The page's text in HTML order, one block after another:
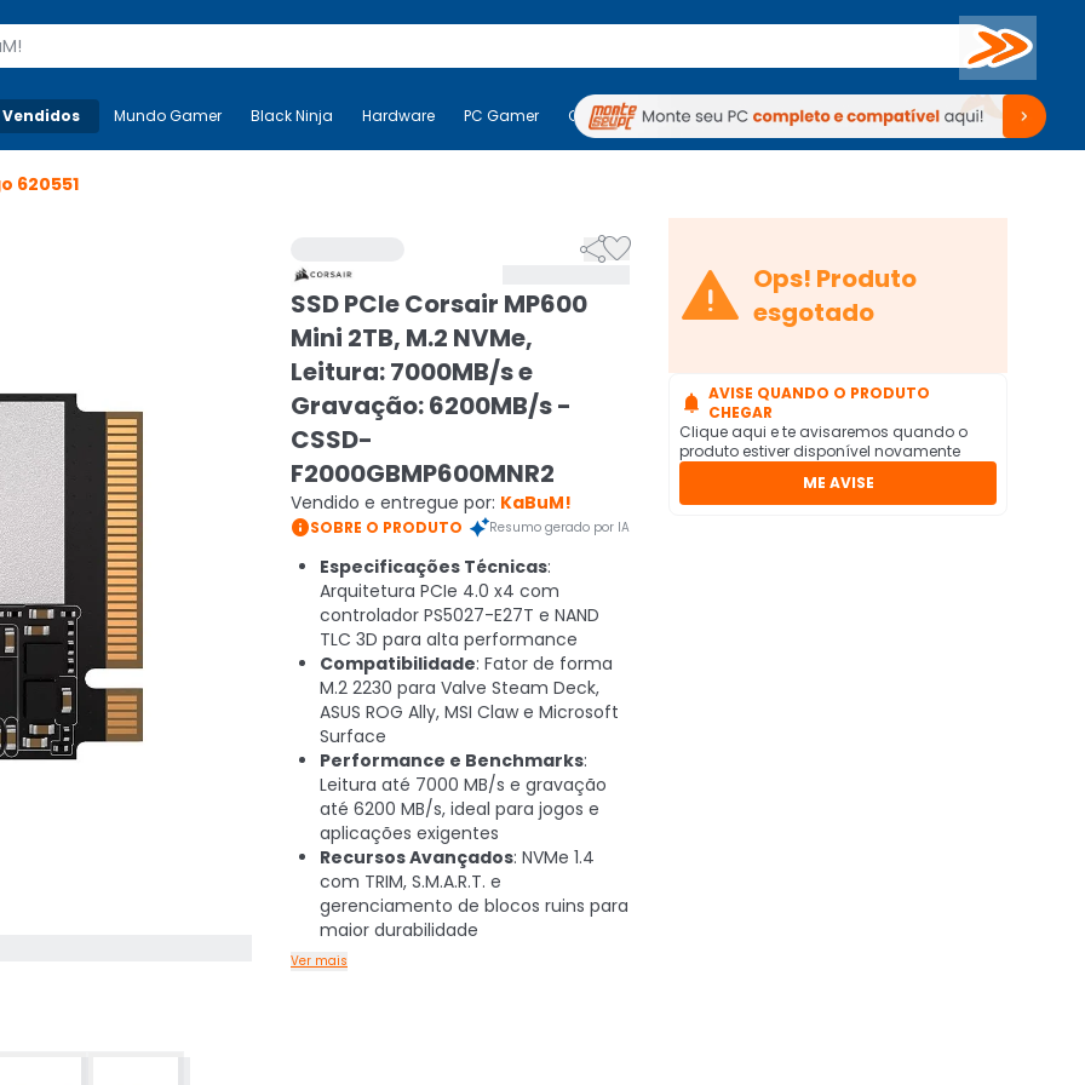
Buscar
Mais-v- Mundo Gamer Black Ninja Hardware PC Gamer Computadores Periféricos TV Venda no KaBuM!
Mundo Gamer Black Ninja Hardware PC Gamer Computadores Periféricos TV Venda no KaBuM!
620551

SSD PCIe Corsair MP600
Mini 2TB, M.2 NVMe,
Leitura: 7000MB/s e
Gravação: 6200MB/s -
CSSD-
F2000GBMP600MNR2
Vendido e entregue por: KaBuM!
SOBRE O PRODUTO Resumo gerado por IA
Especificações Técnicas:
Arquitetura PCIe 4.0 x4 com
controlador PS5027-E27T e NAND
TLC 3D para alta performance
Compatibilidade: Fator de forma
M.2 2230 para Valve Steam Deck,
ASUS ROG Ally, MSI Claw e Microsoft
Surface
Performance e Benchmarks:
Leitura até 7000 MB/s e gravação
até 6200 MB/s, ideal para jogos e
aplicações exigentes
Recursos Avançados: NVMe 1.4
com TRIM, S.M.A.R.T. e
gerenciamento de blocos ruins para
maior durabilidade
Ver mais
 Ops! Produto
esgotado
 AVISE QUANDO O PRODUTO
CHEGAR
Clique aqui e te avisaremos quando o
produto estiver disponível novamente
ME AVISE